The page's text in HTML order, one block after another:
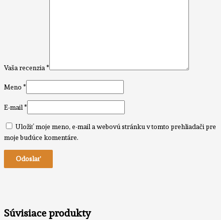
Vaša recenzia *
Meno *
E-mail*
Uložiť moje meno, e-mail a webovú stránku v tomto prehliadači pre
moje budúce komentáre.
Súvisiace produkty